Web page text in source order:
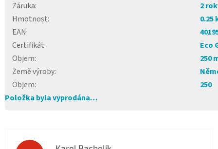
Záruka:
2
Hmotnost:
0.25
EAN:
Certifikát:
Eco
Objem:
250
Země výroby:
Objem:
250
Položka byla vyprodána…